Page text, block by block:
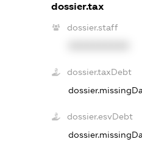
dossier.tax
dossier.staff
dossier.taxDebt
dossier.esvDebt